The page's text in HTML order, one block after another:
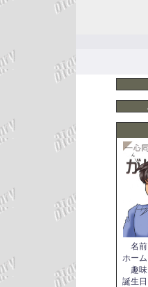
名前
ホーム
趣味
誕生日